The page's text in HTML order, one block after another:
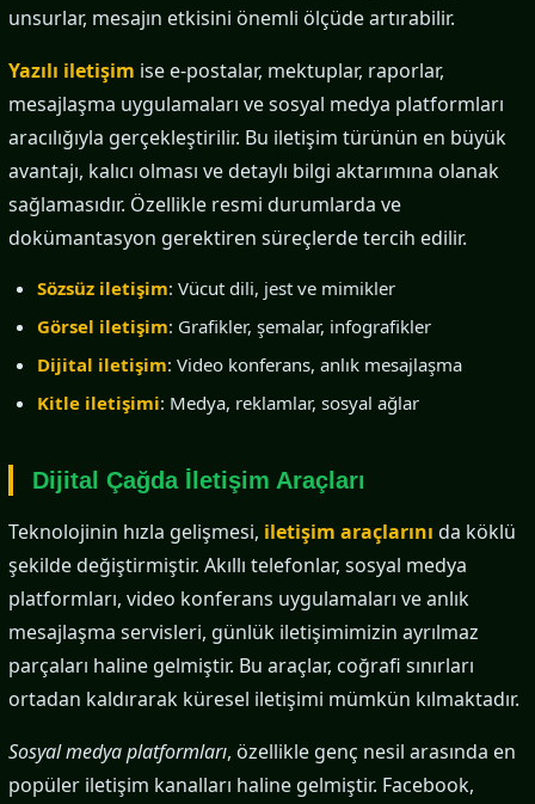
unsurlar, mesajın etkisini önemli ölçüde artırabilir.
Yazılı iletişim ise e-postalar, mektuplar, raporlar,
mesajlaşma uygulamaları ve sosyal medya platformları
aracılığıyla gerçekleştirilir. Bu iletişim türünün en büyük
avantajı, kalıcı olması ve detaylı bilgi aktarımına olanak
sağlamasıdır. Özellikle resmi durumlarda ve
dokümantasyon gerektiren süreçlerde tercih edilir.
Sözsüz iletişim: Vücut dili, jest ve mimikler
Görsel iletişim: Grafikler, şemalar, infografikler
Dijital iletişim: Video konferans, anlık mesajlaşma
Kitle iletişimi: Medya, reklamlar, sosyal ağlar
Dijital Çağda İletişim Araçları
Teknolojinin hızla gelişmesi, iletişim araçlarını da köklü
şekilde değiştirmiştir. Akıllı telefonlar, sosyal medya
platformları, video konferans uygulamaları ve anlık
mesajlaşma servisleri, günlük iletişimimizin ayrılmaz
parçaları haline gelmiştir. Bu araçlar, coğrafi sınırları
ortadan kaldırarak küresel iletişimi mümkün kılmaktadır.
Sosyal medya platformları, özellikle genç nesil arasında en
popüler iletişim kanalları haline gelmiştir. Facebook,